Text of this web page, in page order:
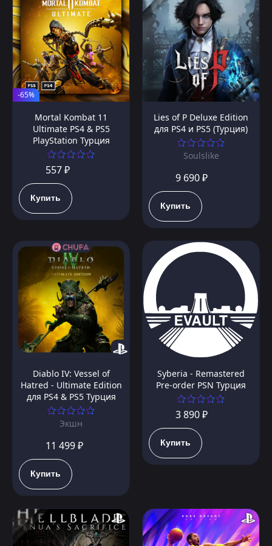
-65%
Mortal Kombat 11
Ultimate PS4 & PS5
PlayStation Турция
557 ₽
Купить
Lies of P Deluxe Edition
для PS4 и PS5 (Турция)
Soulslike
9 690 ₽
Купить
Diablo IV: Vessel of
Hatred - Ultimate Edition
для PS4 & PS5 Турция
Экшн
11 499 ₽
Купить
Syberia - Remastered
Pre-order PSN Турция
3 890 ₽
Купить